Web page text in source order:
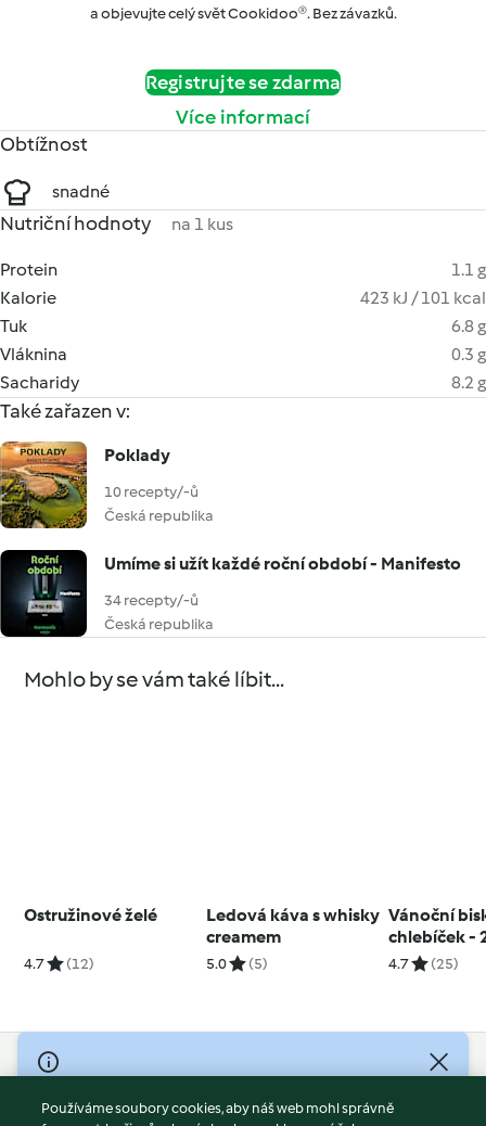
a objevujte celý svět Cookidoo®. Bez závazků.
Registrujte se zdarma
Více informací
Obtížnost
snadné
Nutriční hodnoty na 1 kus
Protein
1.1 g
Kalorie
423 kJ / 101 kcal
Tuk
6.8 g
Vláknina
0.3 g
Sacharidy
8.2 g
Také zařazen v:
Poklady
10 recepty/-ů
Česká republika
Umíme si užít každé roční období - Manifesto
34 recepty/-ů
Česká republika
Mohlo by se vám také líbit...
Ostružinové želé
4.7 (12)
Ledová káva s whisky
creamem
5.0 (5)
Vánoční
chlebíček -
4.7 (25)
© Copyright 2026
Podmínky užívání
Používáme soubory cookies, aby náš web mohl správně